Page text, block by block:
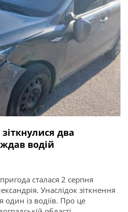
два
водій
сталася 2 серпня
Унаслідок зіткнення
один із водіїв. Про це